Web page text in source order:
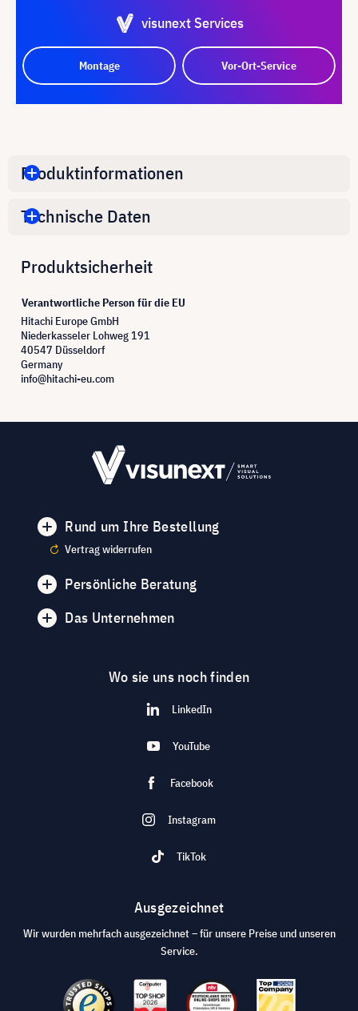
visunext Services
Montage Vor-Ort-Service
Produktinformationen
Technische Daten
Produktsicherheit
Verantwortliche Person für die EU
Hitachi Europe GmbH
Niederkasseler Lohweg 191
40547 Düsseldorf
Germany
info@hitachi-eu.com
Rund um Ihre Bestellung
Vertrag widerrufen
Persönliche Beratung
Das Unternehmen
Wo sie uns noch finden
LinkedIn
YouTube
Facebook
Instagram
TikTok
Ausgezeichnet
Wir wurden mehrfach ausgezeichnet – für unsere Preise und unseren
Service.